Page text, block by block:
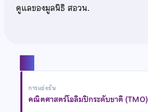
ดูแลของมูลนิธิ สอวน.
การแข่งขัน
คณิตศาสตร์โอลิมปิกระดับชาติ (TMO)